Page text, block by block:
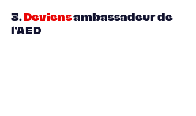
3. Deviens ambassadeur de
l'AED